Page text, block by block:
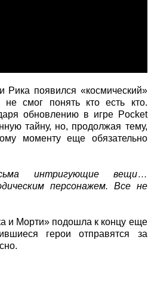
Рика появился «космический»
смог понять кто есть кто.
обновлению в игре Pocket
тайну, но, продолжая тему,
моменту еще обязательно
интригующие вещи…
персонажем. Все не
и Морти» подошла к концу еще
герои отправятся за